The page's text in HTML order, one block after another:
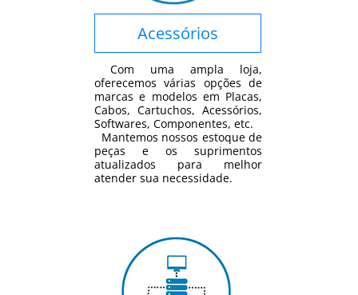
Acessórios
Com uma ampla loja,
oferecemos várias opções de
marcas e modelos em Placas,
Cabos, Cartuchos, Acessórios,
Softwares, Componentes, etc.
Mantemos nossos estoque de
peças e os suprimentos
atualizados para melhor
atender sua necessidade.